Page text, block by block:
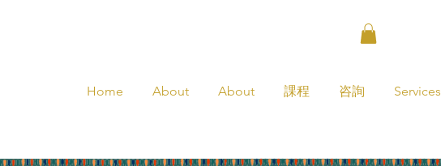
Home About About 課程 咨詢 Services